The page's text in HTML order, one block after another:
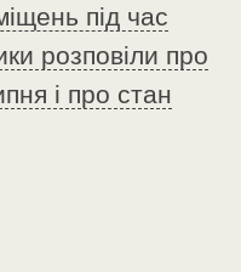
під час
розповіли про
і про стан